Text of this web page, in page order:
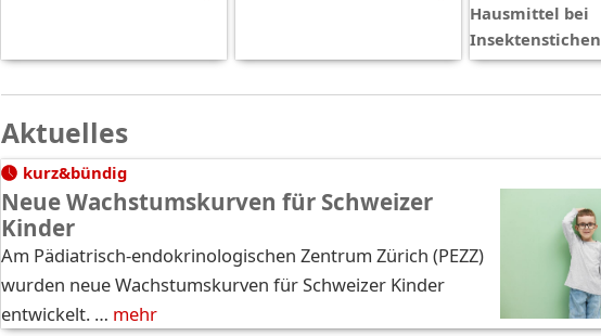
Hausmittel bei
Insektenstichen
Aktuelles
kurz&bündig
Neue Wachstumskurven für Schweizer
Kinder
Am Pädiatrisch-endokrinologischen Zentrum Zürich (PEZZ)
wurden neue Wachstumskurven für Schweizer Kinder
entwickelt. … mehr